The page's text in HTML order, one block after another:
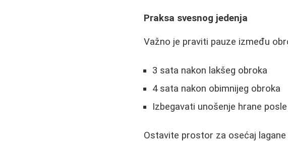
Praksa svesnog jedenja
Važno je praviti pauze između
3 sata nakon lakšeg obroka
4 sata nakon obimnijeg obroka
Izbegavati unošenje hrane
Ostavite prostor za osećaj